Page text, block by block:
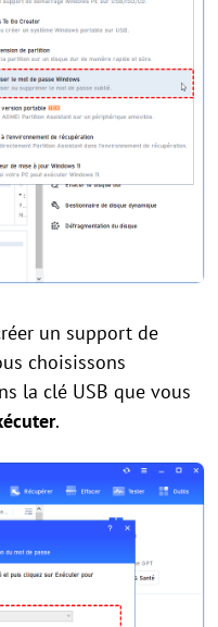
un support de
choisissons
la clé USB que vous
.